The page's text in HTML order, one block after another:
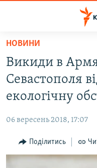
Перейти
основного
матеріалу
до
основної
навігації
Перейти
до
пошуку
ВОДА.КРИМ
ВІДЕО ТА ФОТО
БЛОГИ
ПОГЛЯД
ІНТЕРВ'Ю
НОВИНИ
Викиди в
Севастополя
екологічну
06 вересень 2018, 17:07
Поділитись